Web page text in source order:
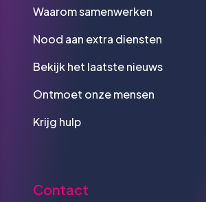
Waarom samenwerken
Nood aan extra diensten
Bekijk het laatste nieuws
Ontmoet onze mensen
Krijg hulp
Contact